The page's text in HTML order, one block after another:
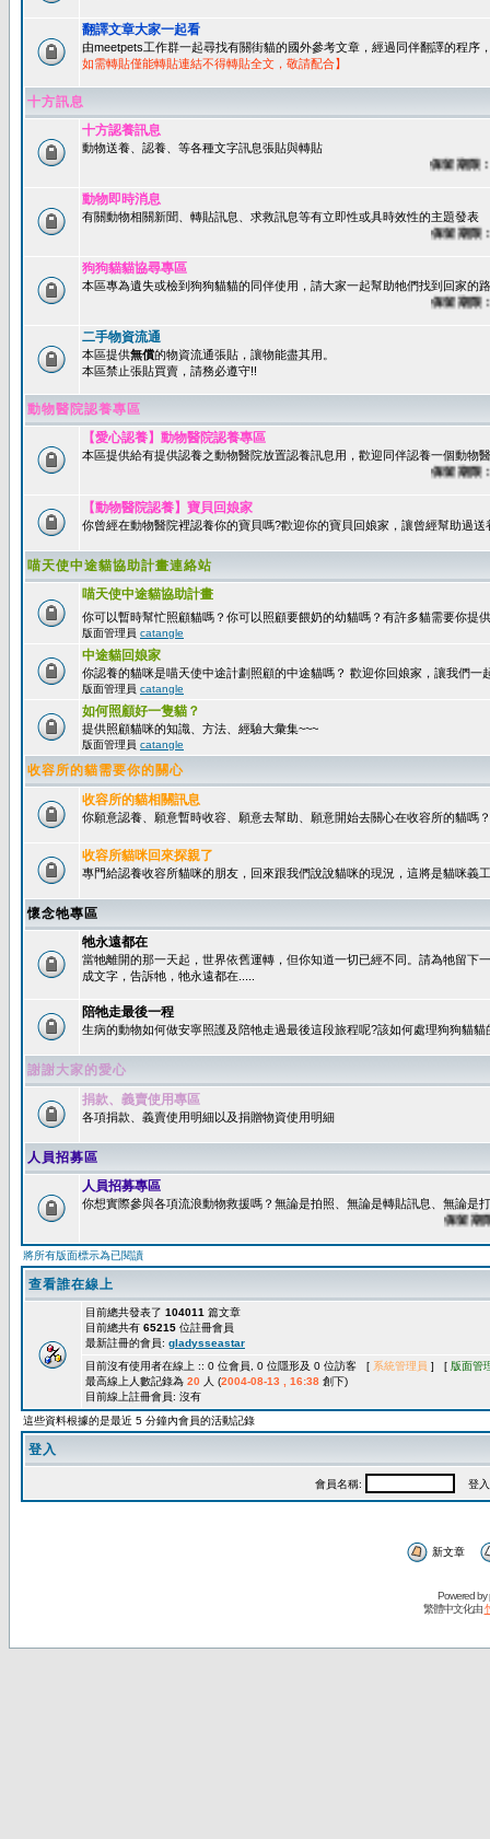
翻譯文章大家一起看
由meetpets工作群一起尋找有關街貓的國外參考文章，經過同伴翻譯的程序
如需轉貼僅能轉貼連結不得轉貼全文，敬請配合】
十方訊息
十方認養訊息
動物送養、認養、等各種文字訊息張貼與轉貼
保留期限：60
動物即時消息
有關動物相關新聞、轉貼訊息、求救訊息等有立即性或具時效性的主題發表
保留期限：45
狗狗貓貓協尋專區
本區專為遺失或檢到狗狗貓貓的同伴使用，請大家一起幫助牠們找到回家的
保留期限：60
二手物資流通
本區提供無償的物資流通張貼，讓物能盡其用。
本區禁止張貼買賣，請務必遵守!!
動物醫院認養專區
【愛心認養】動物醫院認養專區
本區提供給有提供認養之動物醫院放置認養訊息用，歡迎同伴認養一個動物
保留期限：60
【動物醫院認養】寶貝回娘家
你曾經在動物醫院裡認養你的寶貝嗎?歡迎你的寶貝回娘家，讓曾經幫助過
喵天使中途貓協助計畫連絡站
喵天使中途貓協助計畫
你可以暫時幫忙照顧貓嗎？你可以照顧要餵奶的幼貓嗎？有許多貓需要你提
版面管理員 catangle
中途貓回娘家
你認養的貓咪是喵天使中途計劃照顧的中途貓嗎？ 歡迎你回娘家，讓我們一
版面管理員 catangle
如何照顧好一隻貓？
提供照顧貓咪的知識、方法、經驗大彙集~~~
版面管理員 catangle
收容所的貓需要你的關心
收容所的貓相關訊息
你願意認養、願意暫時收容、願意去幫助、願意開始去關心在收容所的貓嗎？
收容所貓咪回來探親了
專門給認養收容所貓咪的朋友，回來跟我們說說貓咪的現況，這將是貓咪義
懷念牠專區
牠永遠都在
當牠離開的那一天起，世界依舊運轉，但你知道一切已經不同。請為牠留下
成文字，告訴牠，牠永遠都在.....
陪牠走最後一程
生病的動物如何做安寧照護及陪牠走過最後這段旅程呢?該如何處理狗狗貓貓
謝謝大家的愛心
捐款、義賣使用專區
各項捐款、義賣使用明細以及捐贈物資使用明細
人員招募區
人員招募專區
你想實際參與各項流浪動物救援嗎？無論是拍照、無論是轉貼訊息、無論是
保留期限：
將所有版面標示為已閱讀
查看誰在線上
目前總共發表了 104011 篇文章
目前總共有 65215 位註冊會員
最新註冊的會員: gladysseastar
目前沒有使用者在線上 :: 0 位會員, 0 位隱形及 0 位訪客 [ 系統管理員 ] [ 版面管
最高線上人數記錄為 20 人 (2004-08-13 , 16:38 創下)
目前線上註冊會員: 沒有
這些資料根據的是最近 5 分鐘內會員的活動記錄
登入
會員名稱: 登入
新文章
Powered by
繁體中文化由